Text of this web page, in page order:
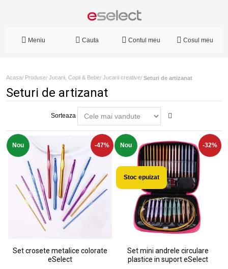
Meniu Cauta Contul meu Cosul meu
Acasa/ Produse/ Jucarii, Copii & Bebe/ Jucarii creative/ Seturi de artizanat
Seturi de artizanat
Sorteaza
Nou -47%
Set crosete metalice colorate
eSelect
Nou -32%
Stoc epuizat
Set mini andrele circulare
plastice in suport eSelect